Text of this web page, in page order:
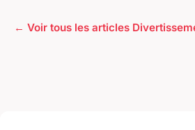
← Voir tous les articles